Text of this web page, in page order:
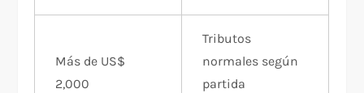
Más de US$
2,000
Tributos
normales según
partida